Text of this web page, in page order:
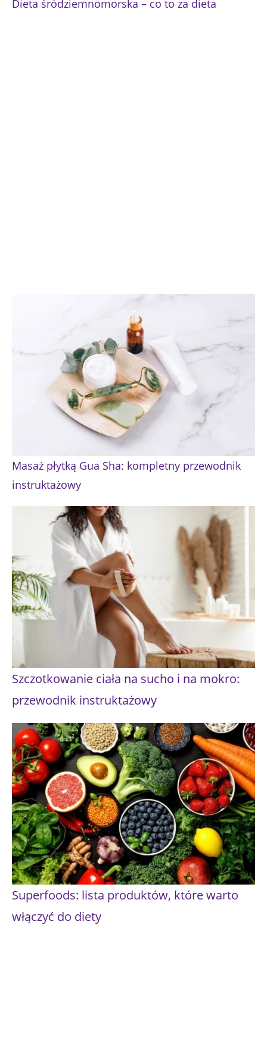
Dieta śródziemnomorska – co to za dieta
Masaż płytką Gua Sha: kompletny przewodnik
instruktażowy
Szczotkowanie ciała na sucho i na mokro:
przewodnik instruktażowy
Superfoods: lista produktów, które warto
włączyć do diety